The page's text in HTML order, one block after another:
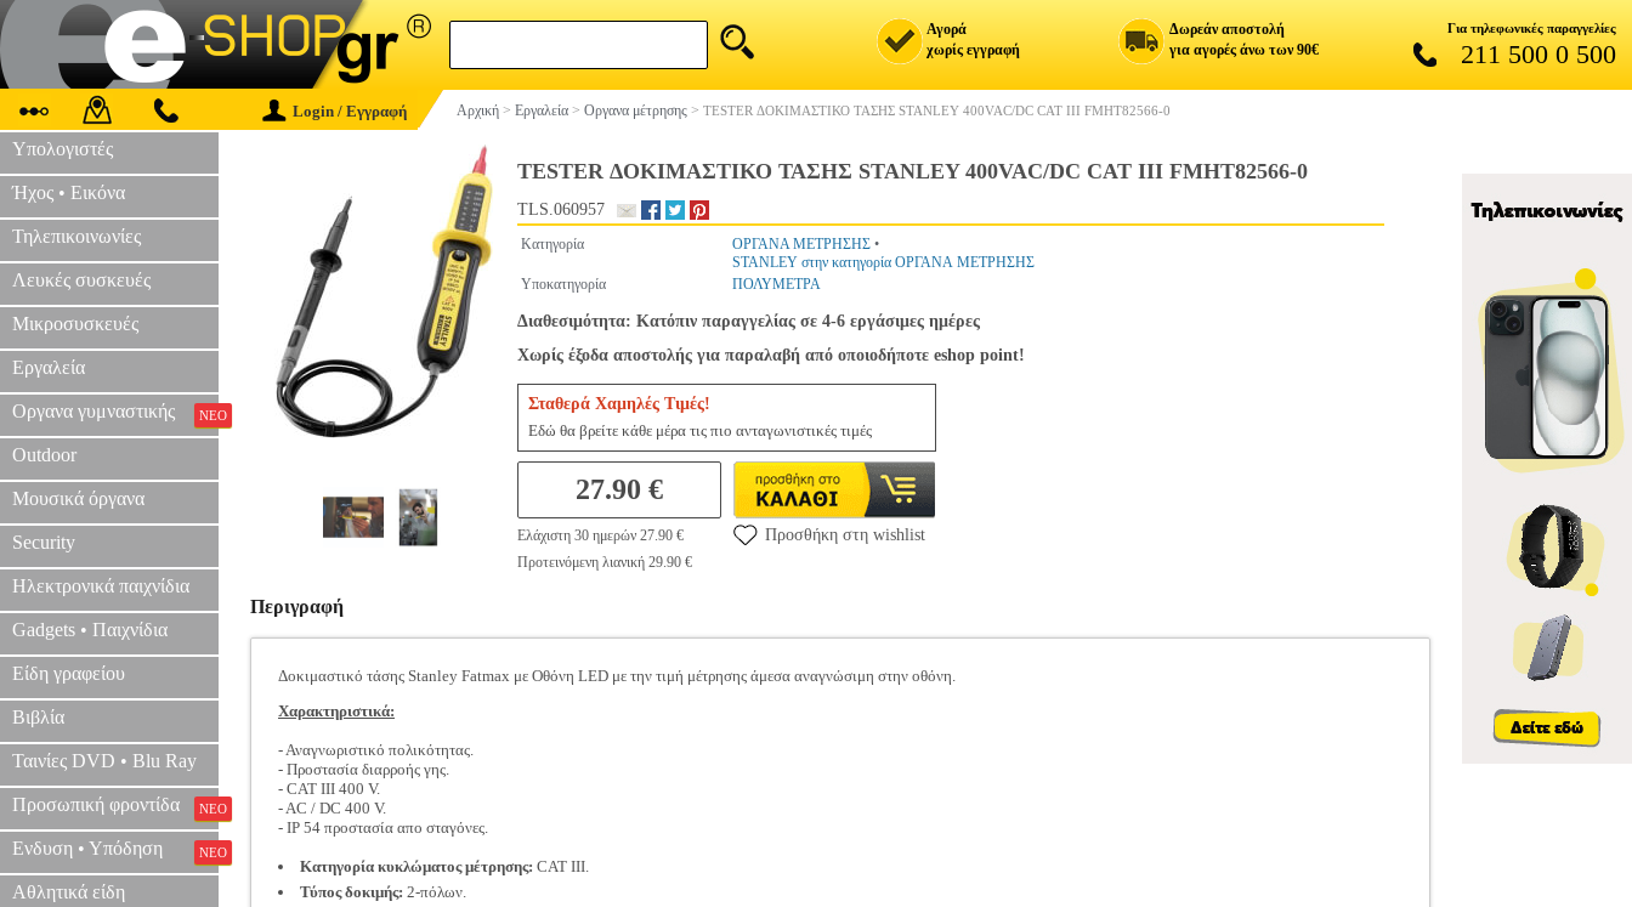
Αγορά
χωρίς εγγραφή
Δωρεάν αποστολή
για αγορές άνω των 90€
Για τηλεφωνικές παραγγελίες
211 500 0 500
Login / Εγγραφή Αρχική > Εργαλεία > Oργανα μέτρησης > TESTER ΔΟΚΙΜΑΣΤΙΚΟ ΤΑΣΗΣ STANLEY 400VAC/DC CAT III FMHT82566-0
Υπολογιστές
Ήχος • Εικόνα
Τηλεπικοινωνίες
Λευκές συσκευές
Μικροσυσκευές
Εργαλεία
Οργανα γυμναστικής ΝΕΟ
Outdoor
Μουσικά όργανα
Security
Ηλεκτρονικά παιχνίδια
Gadgets • Παιχνίδια
Είδη γραφείου
Βιβλία
Ταινίες DVD • Blu Ray
Προσωπική φροντίδα ΝΕΟ
Ενδυση • Υπόδηση ΝΕΟ
Αθλητικά είδη
TESTER ΔΟΚΙΜΑΣΤΙΚΟ ΤΑΣΗΣ STANLEY 400VAC/DC CAT III FMHT82566-0
TLS.060957
Κατηγορία ΟΡΓΑΝΑ ΜΕΤΡΗΣΗΣ •
STANLEY στην κατηγορία ΟΡΓΑΝΑ ΜΕΤΡΗΣΗΣ
Υποκατηγορία
ΠΟΛΥΜΕΤΡΑ
Διαθεσιμότητα: Κατόπιν παραγγελίας σε 4-6 εργάσιμες ημέρες
Χωρίς έξοδα αποστολής για παραλαβή από οποιοδήποτε eshop point!
Σταθερά Χαμηλές Τιμές!
Εδώ θα βρείτε κάθε μέρα τις πιο ανταγωνιστικές τιμές
27.90 €
Ελάχιστη 30 ημερών 27.90 €
Προτεινόμενη λιανική 29.90 €
Προσθήκη στη wishlist
Περιγραφή
Δοκιμαστικό τάσης Stanley Fatmax με Οθόνη LED με την τιμή μέτρησης άμεσα αναγνώσιμη στην οθόνη.
Χαρακτηριστικά:
- Αναγνωριστικό πολικότητας.
- Προστασία διαρροής γης.
- CAT III 400 V.
- AC / DC 400 V.
- IP 54 προστασία απο σταγόνες.
Κατηγορία κυκλώματος μέτρησης: CAT III.
Τύπος δοκιμής: 2-πόλων.